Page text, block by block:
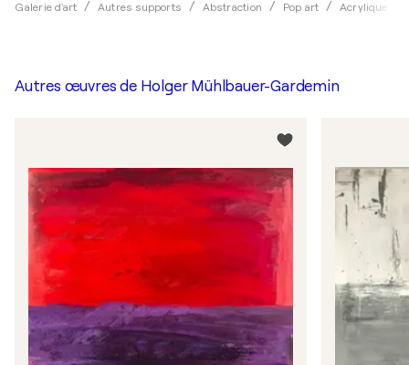
Galerie d'art Autres supports Abstraction Pop art Acrylique
Autres œuvres de Holger Mühlbauer-Gardemin